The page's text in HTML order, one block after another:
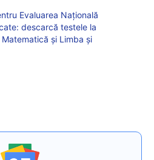
Evaluarea Națională
descarcă testele la
și Limba și